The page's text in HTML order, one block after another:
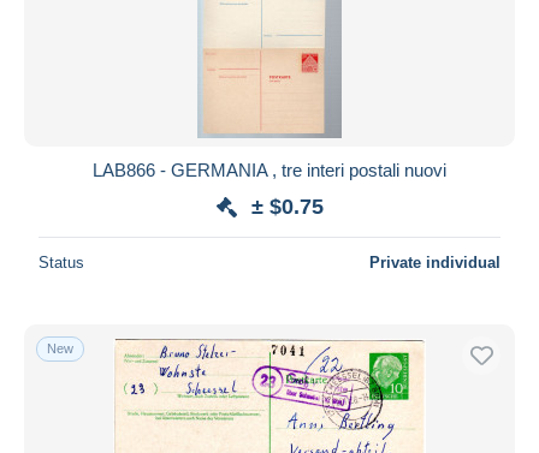
LAB866 - GERMANIA , tre interi postali nuovi
± $0.75
Status Private individual
New